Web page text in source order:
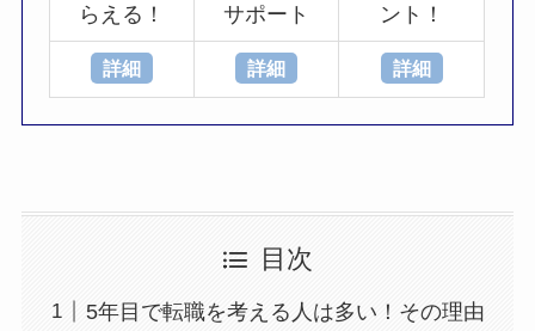
らえる！
サポート
ント！
詳細 詳細 詳細
目次
5年目で転職を考える人は多い！その理由